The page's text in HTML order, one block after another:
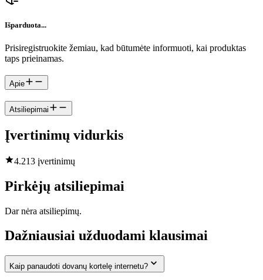
Išparduota...
Prisiregistruokite žemiau, kad būtumėte informuoti, kai produktas
taps prieinamas.
Apie
Atsiliepimai
Įvertinimų vidurkis
4.213 įvertinimų
Pirkėjų atsiliepimai
Dar nėra atsiliepimų.
Dažniausiai užduodami klausimai
Kaip panaudoti dovanų kortelę internetu?